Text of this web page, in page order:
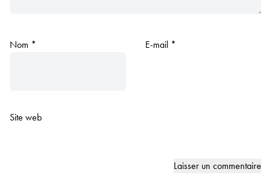
Nom * E-mail *
Site web